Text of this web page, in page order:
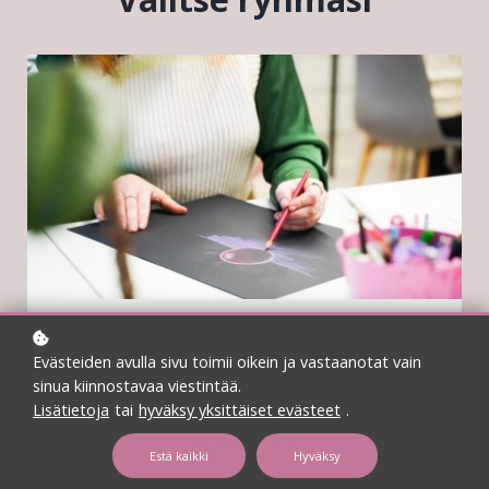
SIMULAATIO | Liveverkko | Ryhmä 1
LIVE OPETUS ZOOMISSA
Ma 11.5, Ti 12.5 ja Ke 13.5.2026
Klo 9:00 - 17:00
Evästeiden avulla sivu toimii oikein ja vastaanotat vain
sinua kiinnostavaa viestintää.
Lisätietoja tai hyväksy yksittäiset evästeet .
Estä kaikki Hyväksy